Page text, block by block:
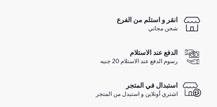
انقر و استلم من الفرع
شحن مجاني
الدفع عند الاستلام
رسوم الدفع عند الاستلام 20 جنيه
استبدال في المتجر
اشتري أونلاين و استبدل من المتجر